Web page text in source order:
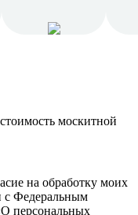
москитной
на обработку моих
с Федеральным
персональных